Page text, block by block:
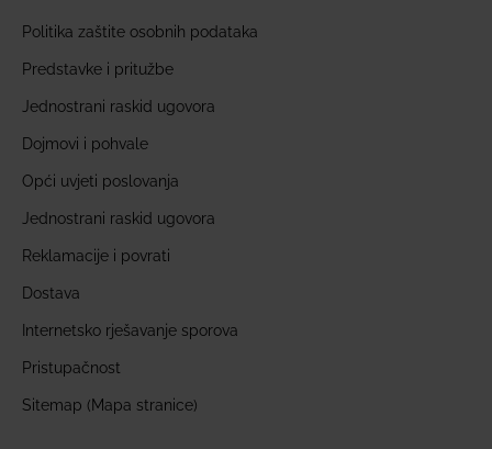
Politika zaštite osobnih podataka
Predstavke i pritužbe
Jednostrani raskid ugovora
Dojmovi i pohvale
Opći uvjeti poslovanja
Jednostrani raskid ugovora
Reklamacije i povrati
Dostava
Internetsko rješavanje sporova
Pristupačnost
Sitemap (Mapa stranice)